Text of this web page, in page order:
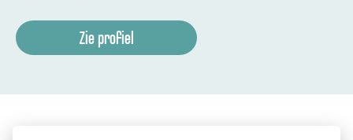
Zie profiel